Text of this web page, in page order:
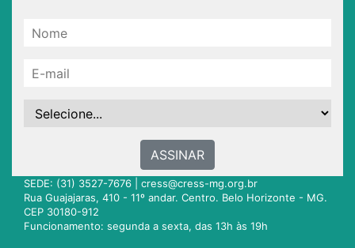
ASSINAR
SEDE: (31) 3527-7676 | cress@cress-mg.org.br
Rua Guajajaras, 410 - 11º andar. Centro. Belo Horizonte - MG.
CEP 30180-912
Funcionamento: segunda a sexta, das 13h às 19h